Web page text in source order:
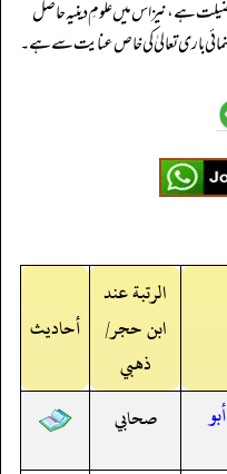
ہے، نیز اس میں علومِ دینیہ حاصل
باری تعالیٰ کی خاص عنایت سے ہے۔
الرتبة عند
ابن حجر/
ذهبي
أحاديث
صحابي